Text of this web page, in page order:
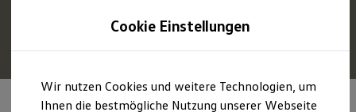
Hauptinhalt
springen
Footer
springen
Profitieren Sie von bis zu6.000 € 1
VolkswagenID. oder
Hybridmodelle.
Mehr zur E‑Auto-Förderung
Infotainment
Cookie Einstellungen
Wir nutzen Cookies und weitere Technologien, um
Ihnen die bestmögliche Nutzung unserer Webseite